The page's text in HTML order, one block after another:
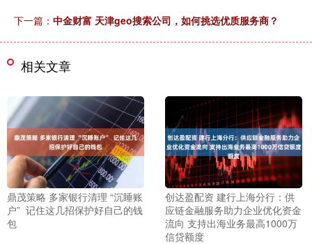
下一篇： 中金财富 天津geo搜索公司，如何挑选优质服务商？
相关文章
鼎茂策略 多家银行清理 “沉睡账
户” 记住这几招保护好自己的钱
包
创达盈配资 建行上海分行：供
应链金融服务助力企业优化资金
流向 支持出海业务最高1000万
信贷额度